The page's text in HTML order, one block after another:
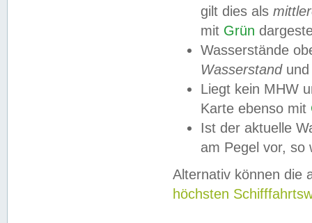
gilt dies als
mit Grün
Wasserstände
Wasserstandund
Liegt kein MHW
Karte ebenso mit
Ist der aktuelle
am Pegel vor,
Alternativ können die
höchsten